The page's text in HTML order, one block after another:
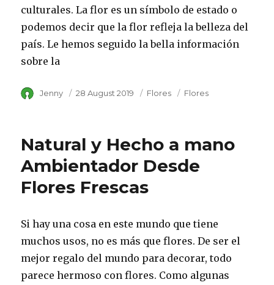
culturales. La flor es un símbolo de estado o
podemos decir que la flor refleja la belleza del
país. Le hemos seguido la bella información
sobre la
Author
Jenny
Posted
28 August 2019 Category
Flores Tags
Flores
Natural y Hecho a mano
Ambientador Desde
Flores Frescas
Si hay una cosa en este mundo que tiene
muchos usos, no es más que flores. De ser el
mejor regalo del mundo para decorar, todo
parece hermoso con flores. Como algunas